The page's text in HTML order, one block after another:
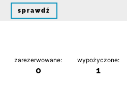
sprawdź
zarezerwowane:
0
wypożyczone:
1